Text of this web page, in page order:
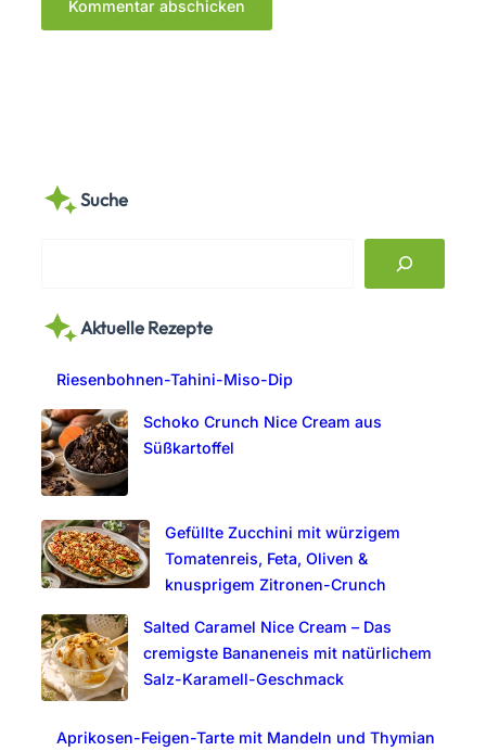
Suche
r
Aktuelle Rezepte
Riesenbohnen-Tahini-Miso-Dip
Schoko Crunch Nice Cream aus
Süßkartoffel
Gefüllte Zucchini mit würzigem
Tomatenreis, Feta, Oliven &
knusprigem Zitronen-Crunch
Salted Caramel Nice Cream – Das
cremigste Bananeneis mit natürlichem
Salz-Karamell-Geschmack
Aprikosen-Feigen-Tarte mit Mandeln und Thymian